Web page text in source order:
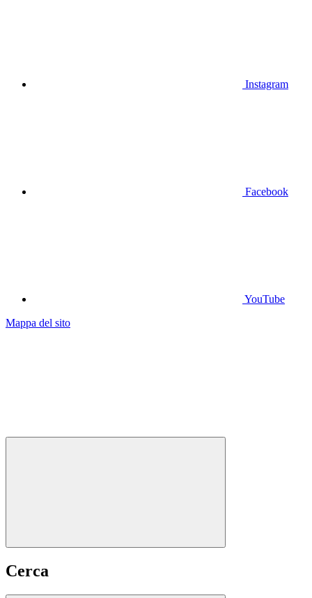
Instagram
Facebook
YouTube
Mappa del sito
Cerca